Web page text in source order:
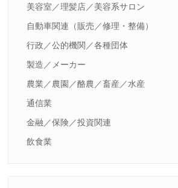
美容室／理髪店／美容系サロン
自動車関連（販売／修理・整備）
行政／公的機関／各種団体
製造／メーカー
農業／農園／酪農／畜産／水産
通信業
金融／保険／投資関連
飲食業